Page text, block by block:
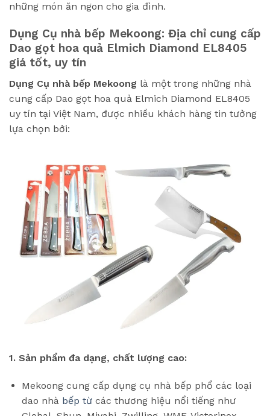
những món ăn ngon cho gia đình.
Dụng Cụ nhà bếp Mekoong: Địa chỉ cung cấp
Dao gọt hoa quả Elmich Diamond EL8405
giá tốt, uy tín
Dụng Cụ nhà bếp Mekoong là một trong những nhà
cung cấp Dao gọt hoa quả Elmich Diamond EL8405
uy tín tại Việt Nam, được nhiều khách hàng tin tưởng
lựa chọn bởi:
1. Sản phẩm đa dạng, chất lượng cao:
Mekoong cung cấp dụng cụ nhà bếp phổ các loại
dao nhà bếp từcác thương hiệu nổi tiếng như